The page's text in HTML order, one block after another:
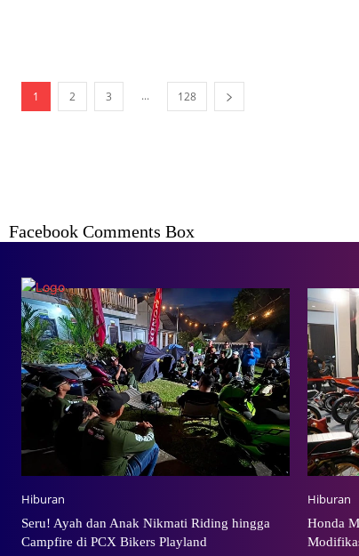
1 2 3 ... 128
Facebook Comments Box
Hiburan
Seru! Ayah dan Anak Nikmati Riding hingga
Campfire di PCX Bikers Playland
Hiburan
Honda